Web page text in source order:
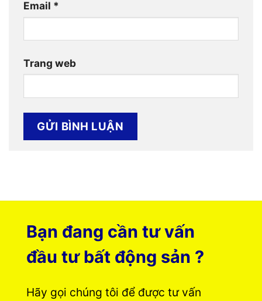
Email *
Trang web
Bạn đang cần tư vấn
đầu tư bất động sản ?
Hãy gọi chúng tôi để được tư vấn